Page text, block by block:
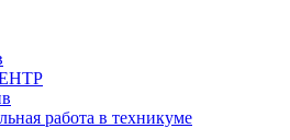
работа в техникуме